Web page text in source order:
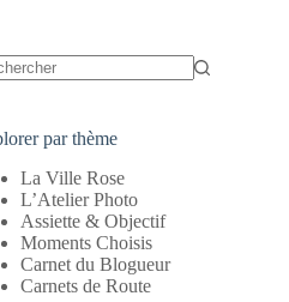
par thème
La Ville Rose
L’Atelier Photo
Assiette & Objectif
Moments Choisis
Carnet du Blogueur
Carnets de Route